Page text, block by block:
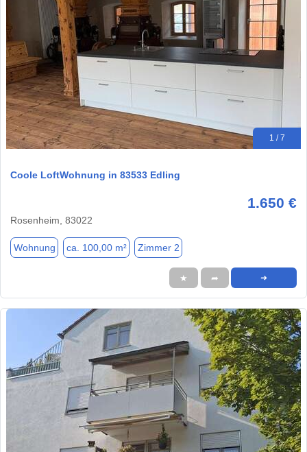
1 / 7
Coole LoftWohnung in 83533 Edling
1.650 €
Rosenheim, 83022
Wohnung ca. 100,00 m² Zimmer 2
★ ➦ ➜